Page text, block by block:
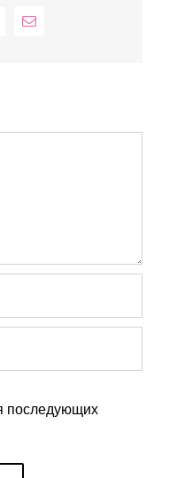
Email
последующих